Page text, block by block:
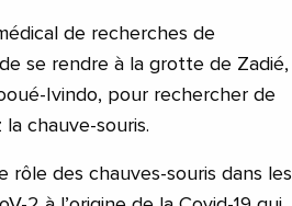
de recherches de
se rendre à la grotte de Zadié,
Ivindo, pour rechercher de
chauve-souris.
rôle des chauves-souris dans les